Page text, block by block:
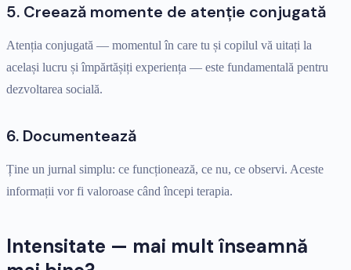
5. Creează momente de atenție conjugată
Atenția conjugată — momentul în care tu și copilul vă uitați la
același lucru și împărtășiți experiența — este fundamentală pentru
dezvoltarea socială.
6. Documentează
Ține un jurnal simplu: ce funcționează, ce nu, ce observi. Aceste
informații vor fi valoroase când începi terapia.
Intensitate — mai mult înseamnă